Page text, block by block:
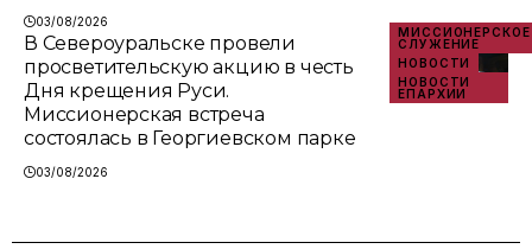
03/08/2026
МИССИОНЕРСКОЕ
СЛУЖЕНИЕ
НОВОСТИ
НОВОСТИ
ЕПАРХИИ
В Североуральске провели
просветительскую акцию в честь
Дня крещения Руси.
Миссионерская встреча
состоялась в Георгиевском парке
03/08/2026